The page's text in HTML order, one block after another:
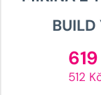
BUILD
619
512